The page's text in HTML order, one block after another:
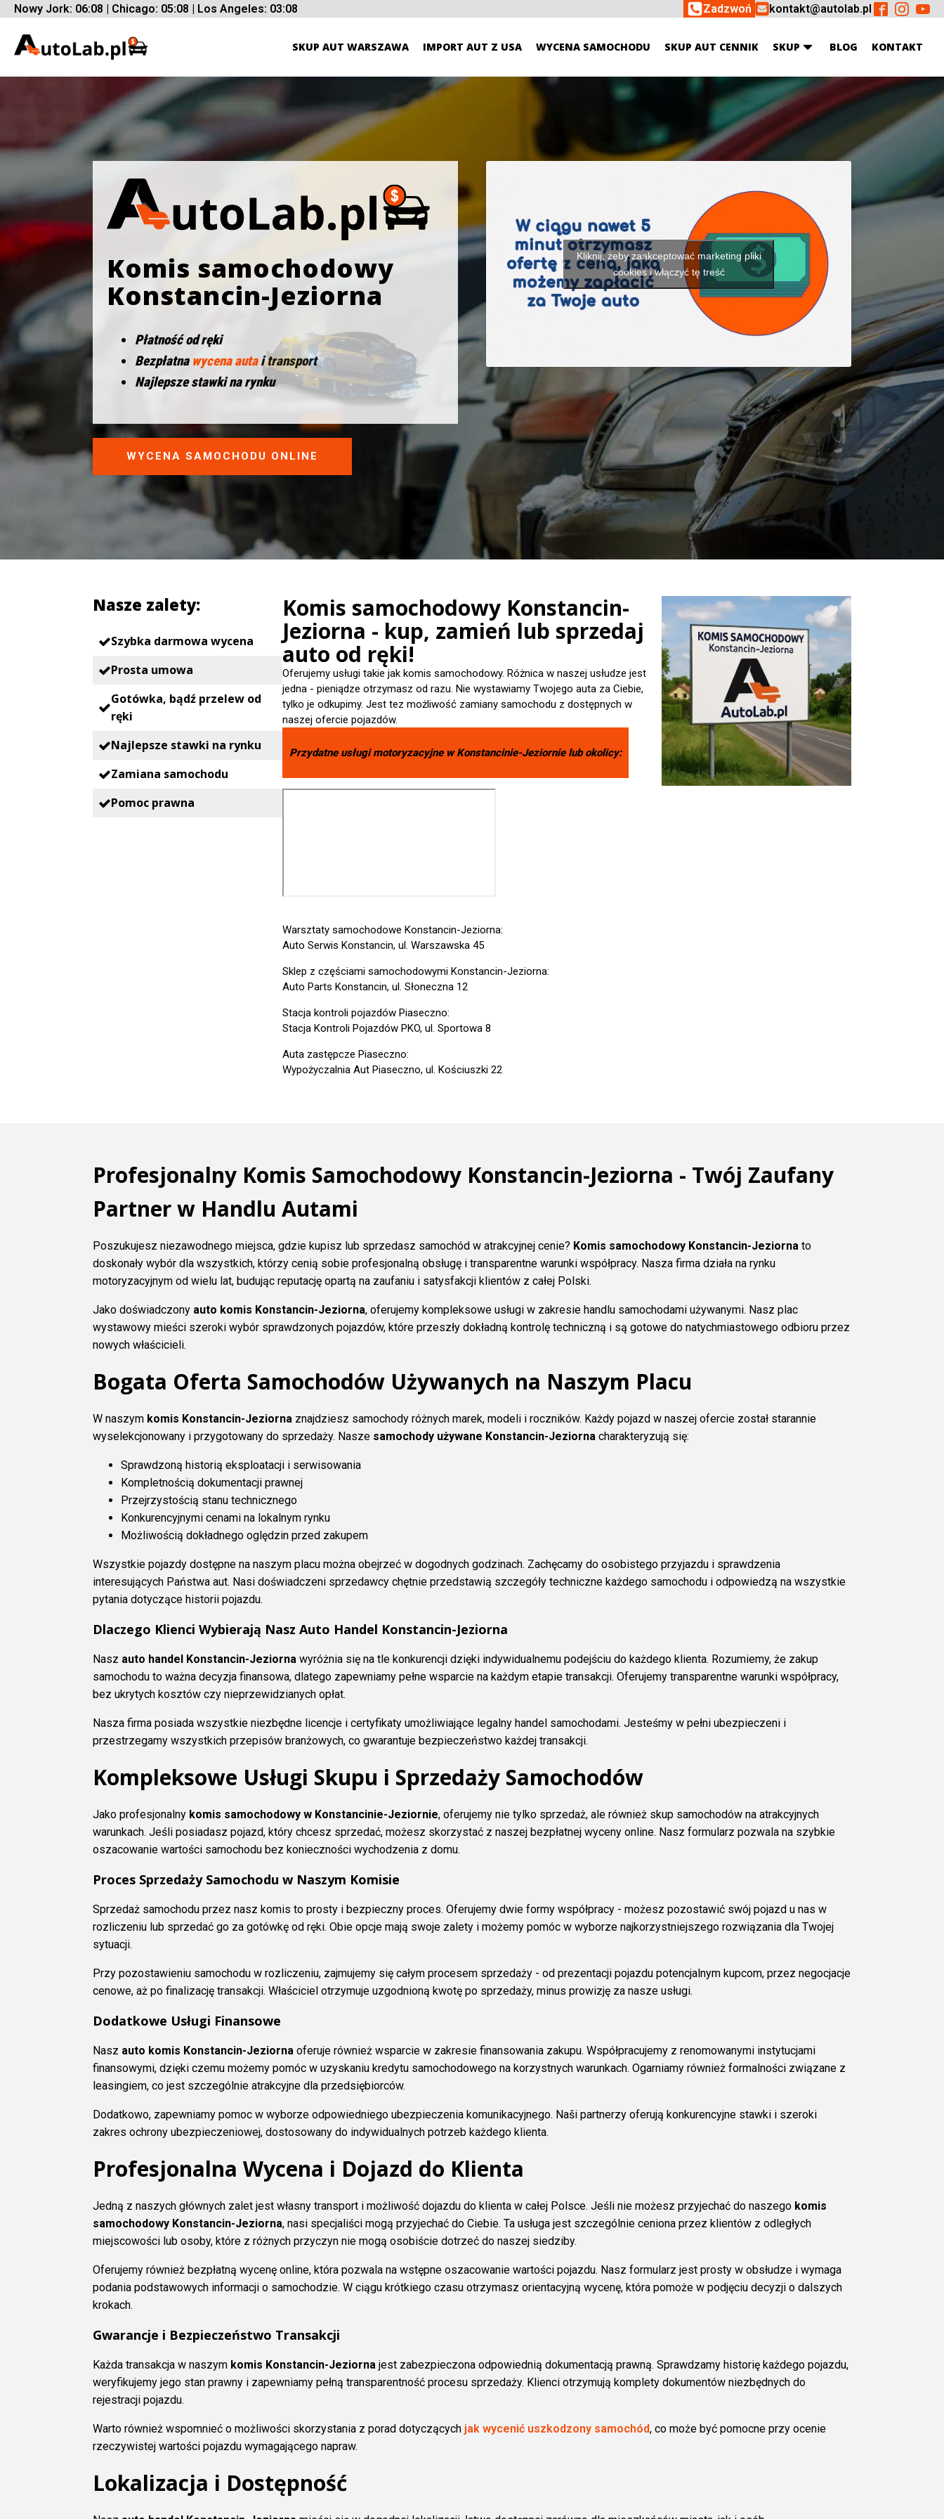
Nowy Jork: 06:08 | Chicago: 05:08 | Los Angeles: 03:08 Zadzwoń kontakt@autolab.pl
SKUP AUT WARSZAWA IMPORT AUT Z USA WYCENA SAMOCHODU SKUP AUT CENNIK SKUP BLOG KONTAKT
Komis samochodowy
Konstancin-Jeziorna
Płatność od ręki
Bezpłatna wycena autai transport
Najlepsze stawki na rynku
WYCENA SAMOCHODU ONLINE
Kliknij, żeby zaakceptować marketing pliki
cookies i włączyć tę treść
Nasze zalety:
Szybka darmowa wycena
Prosta umowa
Gotówka, bądź przelew od
ręki
Najlepsze stawki na rynku
Zamiana samochodu
Pomoc prawna
Komis samochodowy Konstancin-
Jeziorna - kup, zamień lub sprzedaj
auto od ręki!
Oferujemy usługi takie jak komis samochodowy. Różnica w naszej usłudze jest
jedna - pieniądze otrzymasz od razu. Nie wystawiamy Twojego auta za Ciebie,
tylko je odkupimy. Jest tez możliwość zamiany samochodu z dostępnych w
naszej ofercie pojazdów.
Przydatne usługi motoryzacyjne wKonstancinie-Jeziornielub okolicy:
Warsztaty samochodowe Konstancin-Jeziorna:
Auto Serwis Konstancin, ul. Warszawska 45
Sklep z częściami samochodowymi Konstancin-Jeziorna:
Auto Parts Konstancin, ul. Słoneczna 12
Stacja kontroli pojazdów Piaseczno:
Stacja Kontroli Pojazdów PKO, ul. Sportowa 8
Auta zastępcze Piaseczno:
Wypożyczalnia Aut Piaseczno, ul. Kościuszki 22
Profesjonalny Komis Samochodowy Konstancin-Jeziorna - Twój Zaufany
Partner w Handlu Autami
Poszukujesz niezawodnego miejsca, gdzie kupisz lub sprzedasz samochód w atrakcyjnej cenie? Komis samochodowy Konstancin-Jeziorna to
doskonały wybór dla wszystkich, którzy cenią sobie profesjonalną obsługę i transparentne warunki współpracy. Nasza firma działa na rynku
motoryzacyjnym od wielu lat, budując reputację opartą na zaufaniu i satysfakcji klientów z całej Polski.
Jako doświadczony auto komis Konstancin-Jeziorna, oferujemy kompleksowe usługi w zakresie handlu samochodami używanymi. Nasz plac
wystawowy mieści szeroki wybór sprawdzonych pojazdów, które przeszły dokładną kontrolę techniczną i są gotowe do natychmiastowego odbioru przez
nowych właścicieli.
Bogata Oferta Samochodów Używanych na Naszym Placu
W naszym komis Konstancin-Jeziorna znajdziesz samochody różnych marek, modeli i roczników. Każdy pojazd w naszej ofercie został starannie
wyselekcjonowany i przygotowany do sprzedaży. Nasze samochody używane Konstancin-Jeziorna charakteryzują się:
Sprawdzoną historią eksploatacji i serwisowania
Kompletnością dokumentacji prawnej
Przejrzystością stanu technicznego
Konkurencyjnymi cenami na lokalnym rynku
Możliwością dokładnego oględzin przed zakupem
Wszystkie pojazdy dostępne na naszym placu można obejrzeć w dogodnych godzinach. Zachęcamy do osobistego przyjazdu i sprawdzenia
interesujących Państwa aut. Nasi doświadczeni sprzedawcy chętnie przedstawią szczegóły techniczne każdego samochodu i odpowiedzą na wszystkie
pytania dotyczące historii pojazdu.
Dlaczego Klienci Wybierają Nasz Auto Handel Konstancin-Jeziorna
Nasz auto handel Konstancin-Jeziorna wyróżnia się na tle konkurencji dzięki indywidualnemu podejściu do każdego klienta. Rozumiemy, że zakup
samochodu to ważna decyzja finansowa, dlatego zapewniamy pełne wsparcie na każdym etapie transakcji. Oferujemy transparentne warunki współpracy,
bez ukrytych kosztów czy nieprzewidzianych opłat.
Nasza firma posiada wszystkie niezbędne licencje i certyfikaty umożliwiające legalny handel samochodami. Jesteśmy w pełni ubezpieczeni i
przestrzegamy wszystkich przepisów branżowych, co gwarantuje bezpieczeństwo każdej transakcji.
Kompleksowe Usługi Skupu i Sprzedaży Samochodów
Jako profesjonalny komis samochodowy w Konstancinie-Jeziornie, oferujemy nie tylko sprzedaż, ale również skup samochodów na atrakcyjnych
warunkach. Jeśli posiadasz pojazd, który chcesz sprzedać, możesz skorzystać z naszej bezpłatnej wyceny online. Nasz formularz pozwala na szybkie
oszacowanie wartości samochodu bez konieczności wychodzenia z domu.
Proces Sprzedaży Samochodu w Naszym Komisie
Sprzedaż samochodu przez nasz komis to prosty i bezpieczny proces. Oferujemy dwie formy współpracy - możesz pozostawić swój pojazd u nas w
rozliczeniu lub sprzedać go za gotówkę od ręki. Obie opcje mają swoje zalety i możemy pomóc w wyborze najkorzystniejszego rozwiązania dla Twojej
sytuacji.
Przy pozostawieniu samochodu w rozliczeniu, zajmujemy się całym procesem sprzedaży - od prezentacji pojazdu potencjalnym kupcom, przez negocjacje
cenowe, aż po finalizację transakcji. Właściciel otrzymuje uzgodnioną kwotę po sprzedaży, minus prowizję za nasze usługi.
Dodatkowe Usługi Finansowe
Nasz auto komis Konstancin-Jeziorna oferuje również wsparcie w zakresie finansowania zakupu. Współpracujemy z renomowanymi instytucjami
finansowymi, dzięki czemu możemy pomóc w uzyskaniu kredytu samochodowego na korzystnych warunkach. Ogarniamy również formalności związane z
leasingiem, co jest szczególnie atrakcyjne dla przedsiębiorców.
Dodatkowo, zapewniamy pomoc w wyborze odpowiedniego ubezpieczenia komunikacyjnego. Naši partnerzy oferują konkurencyjne stawki i szeroki
zakres ochrony ubezpieczeniowej, dostosowany do indywidualnych potrzeb każdego klienta.
Profesjonalna Wycena i Dojazd do Klienta
Jedną z naszych głównych zalet jest własny transport i możliwość dojazdu do klienta w całej Polsce. Jeśli nie możesz przyjechać do naszego komis
samochodowy Konstancin-Jeziorna, nasi specjaliści mogą przyjechać do Ciebie. Ta usługa jest szczególnie ceniona przez klientów z odległych
miejscowości lub osoby, które z różnych przyczyn nie mogą osobiście dotrzeć do naszej siedziby.
Oferujemy również bezpłatną wycenę online, która pozwala na wstępne oszacowanie wartości pojazdu. Nasz formularz jest prosty w obsłudze i wymaga
podania podstawowych informacji o samochodzie. W ciągu krótkiego czasu otrzymasz orientacyjną wycenę, która pomoże w podjęciu decyzji o dalszych
krokach.
Gwarancje i Bezpieczeństwo Transakcji
Każda transakcja w naszym komis Konstancin-Jeziorna jest zabezpieczona odpowiednią dokumentacją prawną. Sprawdzamy historię każdego pojazdu,
weryfikujemy jego stan prawny i zapewniamy pełną transparentność procesu sprzedaży. Klienci otrzymują komplety dokumentów niezbędnych do
rejestracji pojazdu.
Warto również wspomnieć o możliwości skorzystania z porad dotyczących jak wycenić uszkodzony samochód, co może być pomocne przy ocenie
rzeczywistej wartości pojazdu wymagającego napraw.
Lokalizacja i Dostępność